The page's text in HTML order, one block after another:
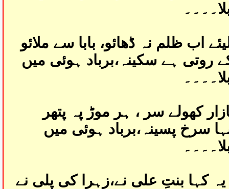
اب ظلم نہ ڈھائو، بابا سے ملائو
روتی ہے سکینہ،برباد ہوئی میں
کھولے سر ، ہر موڑ پہ پتھر
سرخ پسینہ،برباد ہوئی میں
کہا بنتِ علی نے،زہرا کی پلی نے